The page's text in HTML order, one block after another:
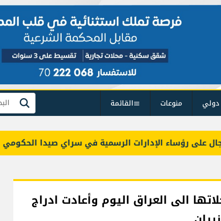
منوعات القائمة بحث
رؤساء الإدارات الرسمية في سراي صيدا الحكومي
الى العراق اليوم وأعادت ادراج